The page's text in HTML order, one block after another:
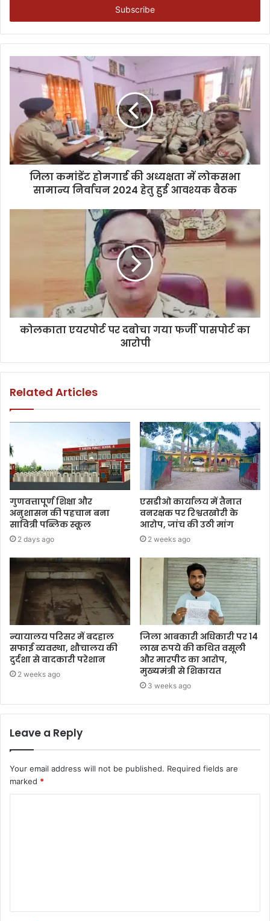
जिला कमांडेंट होमगार्ड की अध्यक्षता में लोकसभा
सामान्य निर्वाचन 2024 हेतु हुई आवश्यक बैठक
कोलकाता एयरपोर्ट पर दबोचा गया फर्जी पासपोर्ट का
आरोपी
Related Articles
गुणवत्तापूर्ण शिक्षा और
अनुशासन की पहचान बना
सावित्री पब्लिक स्कूल
2 days ago
एसडीओ कार्यालय में तैनात
वनरक्षक पर रिश्वतखोरी के
आरोप, जांच की उठी मांग
2 weeks ago
न्यायालय परिसर में बदहाल
सफाई व्यवस्था, शौचालय की
दुर्दशा से वादकारी परेशान
2 weeks ago
जिला आबकारी अधिकारी पर 14
लाख रुपये की कथित वसूली
और मारपीट का आरोप,
मुख्यमंत्री से शिकायत
3 weeks ago
Leave a Reply
Your email address will not be published. Required fields are
marked *